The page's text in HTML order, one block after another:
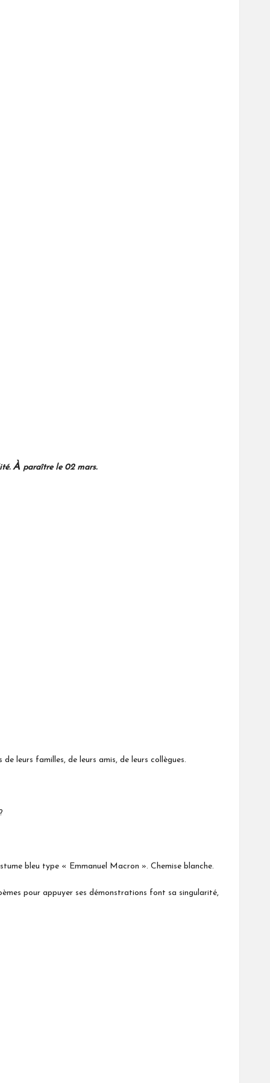
À paraître le 02 mars.
leurs familles, de leurs amis, de leurs collègues.
bleu type « Emmanuel Macron ». Chemise blanche.
pour appuyer ses démonstrations font sa singularité,